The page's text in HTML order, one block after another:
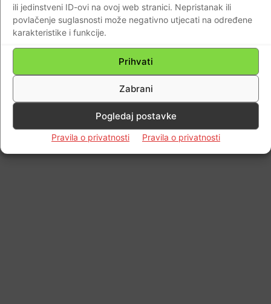
ili jedinstveni ID-ovi na ovoj web stranici. Nepristanak ili
povlačenje suglasnosti može negativno utjecati na određene
karakteristike i funkcije.
Prihvati
Zabrani
Pogledaj postavke
Pravila o privatnosti Pravila o privatnosti
Impressum Kontaktirajte nas Pravila o privatnosti
© Newspaper WordPress Theme by TagDiv